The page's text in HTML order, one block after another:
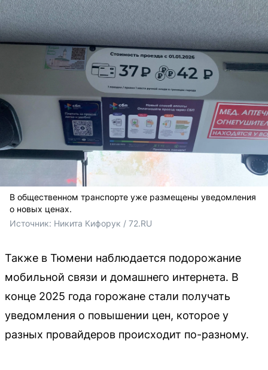
В общественном транспорте уже размещены уведомления
о новых ценах.
Источник: Никита Кифорук / 72.RU
Также в Тюмени наблюдается подорожание
мобильной связи и домашнего интернета. В
конце 2025 года горожане стали получать
уведомления о повышении цен, которое у
разных провайдеров происходит по-разному.